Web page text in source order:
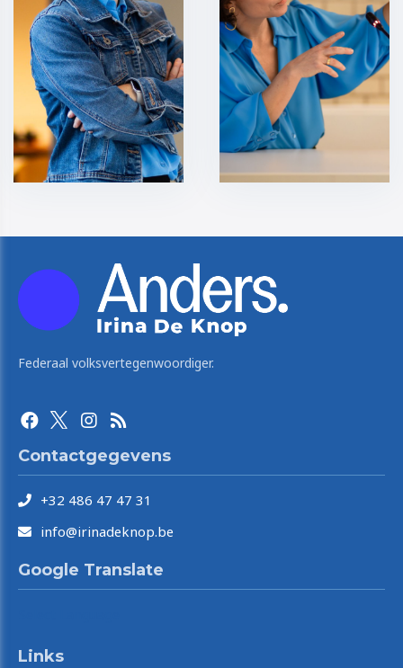
Federaal volksvertegenwoordiger.
Contactgegevens
+32 486 47 47 31
info@irinadeknop.be
Google Translate
Links